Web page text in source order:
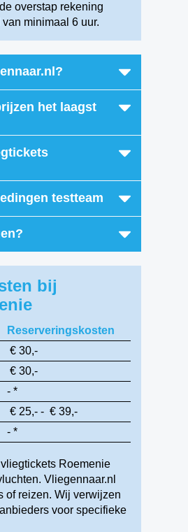
overstap rekening
minimaal 6 uur.
het laagst
testteam
bij
Reserveringskosten
€ 30,-
€ 30,-
- *
€ 25,- - € 39,-
- *
Roemenie
Vliegennaar.nl
of reizen. Wij verwijzen
voor specifieke